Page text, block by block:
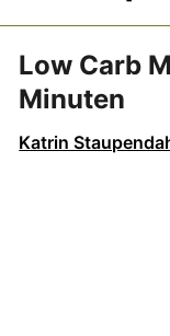
Low Carb
Minuten
Katrin